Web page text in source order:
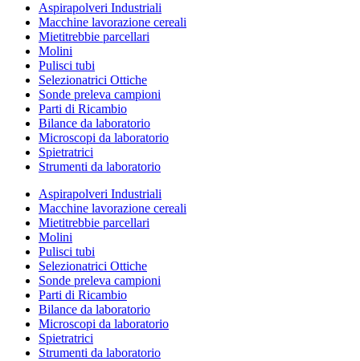
Aspirapolveri Industriali
Macchine lavorazione cereali
Mietitrebbie parcellari
Molini
Pulisci tubi
Selezionatrici Ottiche
Sonde preleva campioni
Parti di Ricambio
Bilance da laboratorio
Microscopi da laboratorio
Spietratrici
Strumenti da laboratorio
Aspirapolveri Industriali
Macchine lavorazione cereali
Mietitrebbie parcellari
Molini
Pulisci tubi
Selezionatrici Ottiche
Sonde preleva campioni
Parti di Ricambio
Bilance da laboratorio
Microscopi da laboratorio
Spietratrici
Strumenti da laboratorio